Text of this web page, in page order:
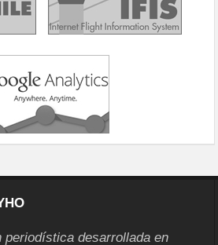
periodística desarrollada en